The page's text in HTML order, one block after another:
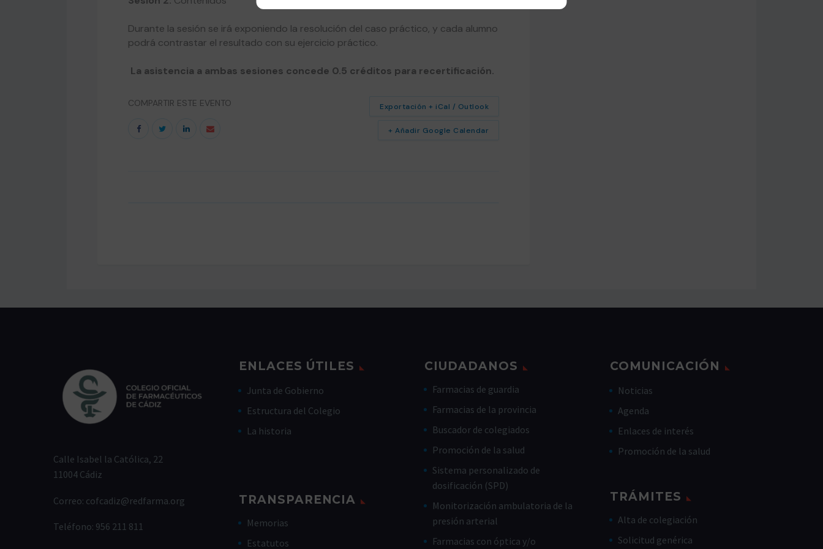
Durante la sesión se irá exponiendo la resolución del caso práctico, y cada alumno
podrá contrastar el resultado con su ejercicio práctico.
La asistencia a ambas sesiones concede 0.5 créditos para recertificación.
COMPARTIR ESTE EVENTO
+ Añadir Google Calendar
Exportación + iCal / Outlook
Calle Isabel la Católica, 22
11004 Cádiz
Correo: cofcadiz@redfarma.org
Teléfono: 956 211 811
ENLACES ÚTILES
Junta de Gobierno
Estructura del Colegio
La historia
TRANSPARENCIA
Memorias
Estatutos
CIUDADANOS
Farmacias de guardia
Farmacias de la provincia
Buscador de colegiados
Promoción de la salud
Sistema personalizado de
dosificación (SPD)
Monitorización ambulatoria de la
presión arterial
Farmacias con óptica y/o
COMUNICACIÓN
Noticias
Agenda
Enlaces de interés
Promoción de la salud
TRÁMITES
Alta de colegiación
Solicitud genérica